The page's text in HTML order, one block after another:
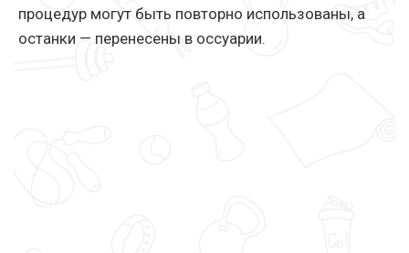
процедур могут быть повторно использованы, а
останки — перенесены в оссуарии.